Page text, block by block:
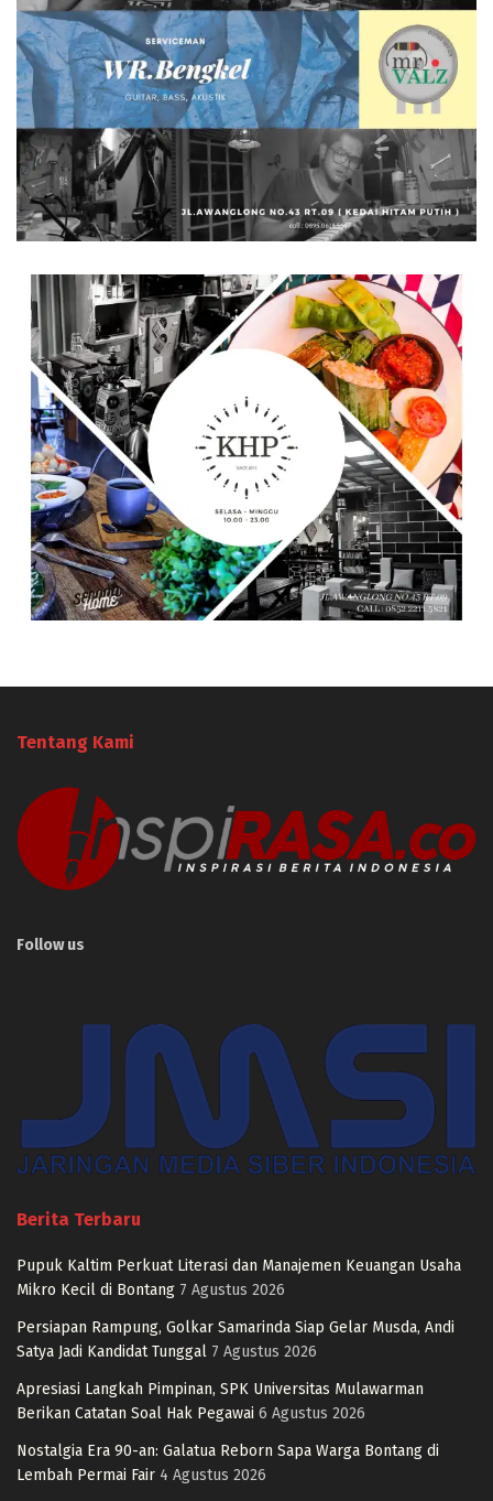
Tentang Kami
Follow us
Berita Terbaru
Pupuk Kaltim Perkuat Literasi dan Manajemen Keuangan Usaha
Mikro Kecil di Bontang 7 Agustus 2026
Persiapan Rampung, Golkar Samarinda Siap Gelar Musda, Andi
Satya Jadi Kandidat Tunggal 7 Agustus 2026
Apresiasi Langkah Pimpinan, SPK Universitas Mulawarman
Berikan Catatan Soal Hak Pegawai 6 Agustus 2026
Nostalgia Era 90-an: Galatua Reborn Sapa Warga Bontang di
Lembah Permai Fair 4 Agustus 2026